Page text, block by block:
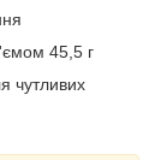
45,5 г
чутливих